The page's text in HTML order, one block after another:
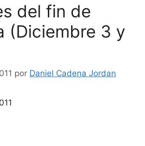
del fin de
(Diciembre 3 y
por Daniel Cadena Jordan